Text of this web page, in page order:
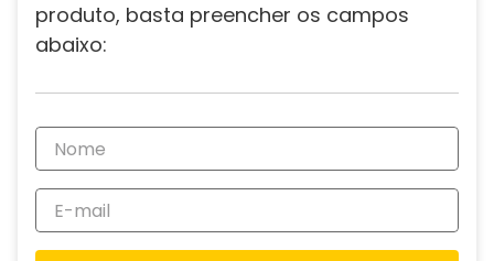
produto, basta preencher os campos
abaixo: